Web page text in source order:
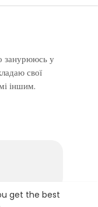
get the best
занурююсь у
свої
іншим.